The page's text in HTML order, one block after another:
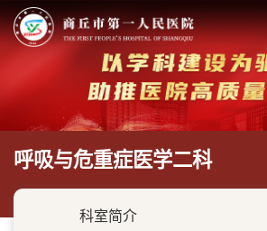
呼吸与危重症医学二科
科室简介